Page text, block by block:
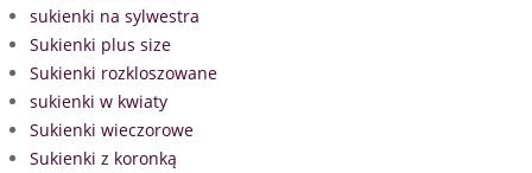
sukienki na sylwestra
Sukienki plus size
Sukienki rozkloszowane
sukienki w kwiaty
Sukienki wieczorowe
Sukienki z koronką